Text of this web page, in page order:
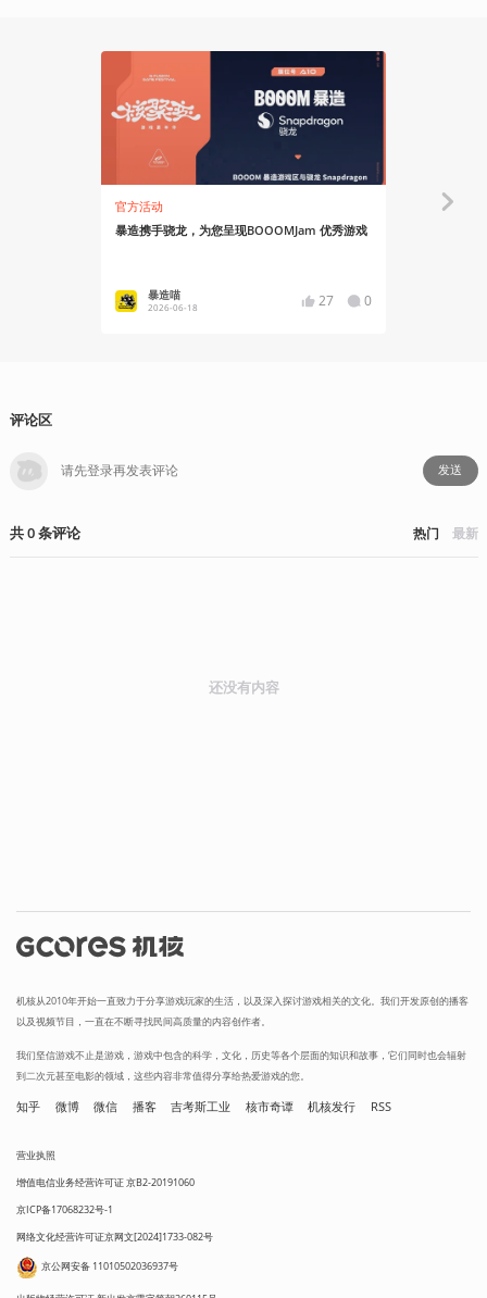
官方活动
暴造携手骁龙，为您呈现BOOOMJam 优秀游戏
暴造喵
2026-06-18 27 0
官方活动
评论区
发送
共0条评论 热门 最新
还没有内容
机核从2010年开始一直致力于分享游戏玩家的生活，以及深入探讨游戏相关的文化。我们开发原创的播客
以及视频节目，一直在不断寻找民间高质量的内容创作者。
我们坚信游戏不止是游戏，游戏中包含的科学，文化，历史等各个层面的知识和故事，它们同时也会辐射
到二次元甚至电影的领域，这些内容非常值得分享给热爱游戏的您。
知乎 微博 微信 播客 吉考斯工业 核市奇谭 机核发行 RSS
营业执照
增值电信业务经营许可证 京B2-20191060
京ICP备17068232号-1
网络文化经营许可证京网文[2024]1733-082号
京公网安备 11010502036937号